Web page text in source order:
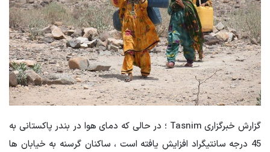
گزارش خبرگزاری Tasnim ؛ در حالی که دمای هوا در بندر پاکستانی به
45 درجه سانتیگراد افزایش یافته است ، ساکنان گرسنه به خیابان ها